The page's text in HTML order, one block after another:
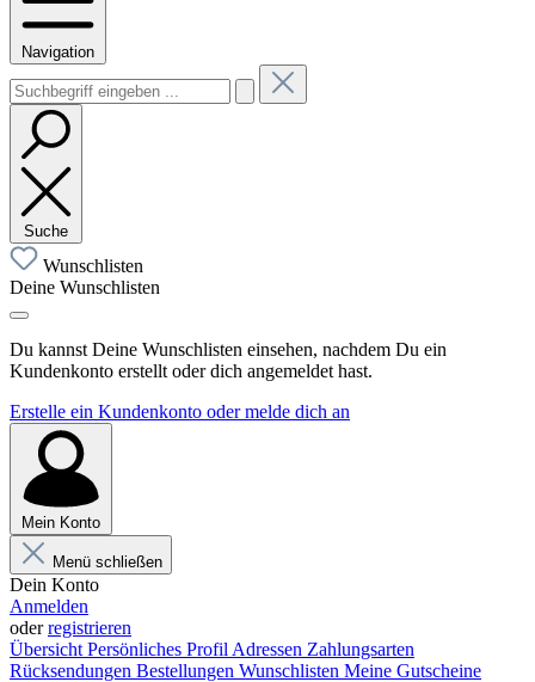
Navigation
Suche
Wunschlisten
Deine Wunschlisten
Du kannst Deine Wunschlisten einsehen, nachdem Du ein
Kundenkonto erstellt oder dich angemeldet hast.
Erstelle ein Kundenkonto oder melde dich an
Mein Konto
Menü schließen
Dein Konto
Anmelden
oderregistrieren
Übersicht Persönliches Profil Adressen Zahlungsarten
Rücksendungen Bestellungen Wunschlisten Meine Gutscheine